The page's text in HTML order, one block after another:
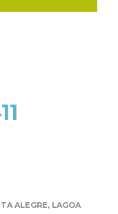
ALEGRE, LAGOA